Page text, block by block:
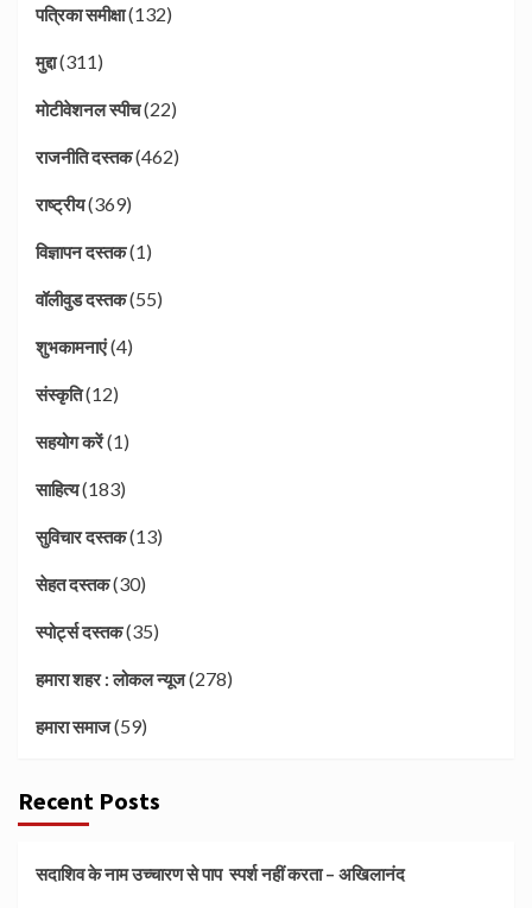
पत्रिका समीक्षा(132)
मुद्दा(311)
मोटीवेशनल स्पीच(22)
राजनीति दस्तक(462)
राष्ट्रीय(369)
विज्ञापन दस्तक(1)
वॉलीवुड दस्तक(55)
शुभकामनाएं(4)
संस्कृति(12)
सहयोग करें(1)
साहित्य(183)
सुविचार दस्तक(13)
सेहत दस्तक(30)
स्पोर्ट्स दस्तक(35)
हमारा शहर : लोकल न्यूज(278)
हमारा समाज(59)
Recent Posts
सदाशिव के नाम उच्चारण से पाप स्पर्श नहीं करता – अखिलानंद